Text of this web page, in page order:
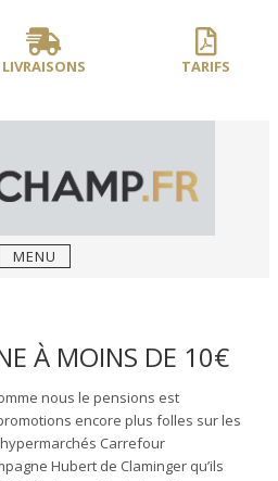
LIVRAISONS TARIFS
MENU
À MOINS DE 10€
nous le pensions est
encore plus folles sur les
Carrefour
Hubert de Claminger qu’ils